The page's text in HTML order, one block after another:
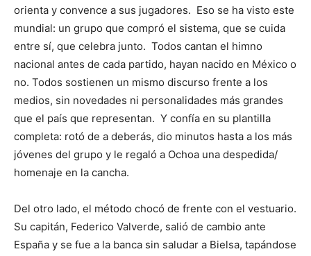
orienta y convence a sus jugadores. Eso se ha visto este
mundial: un grupo que compró el sistema, que se cuida
entre sí, que celebra junto. Todos cantan el himno
nacional antes de cada partido, hayan nacido en México o
no. Todos sostienen un mismo discurso frente a los
medios, sin novedades ni personalidades más grandes
que el país que representan. Y confía en su plantilla
completa: rotó de a deberás, dio minutos hasta a los más
jóvenes del grupo y le regaló a Ochoa una despedida/
homenaje en la cancha.
Del otro lado, el método chocó de frente con el vestuario.
Su capitán, Federico Valverde, salió de cambio ante
España y se fue a la banca sin saludar a Bielsa, tapándose